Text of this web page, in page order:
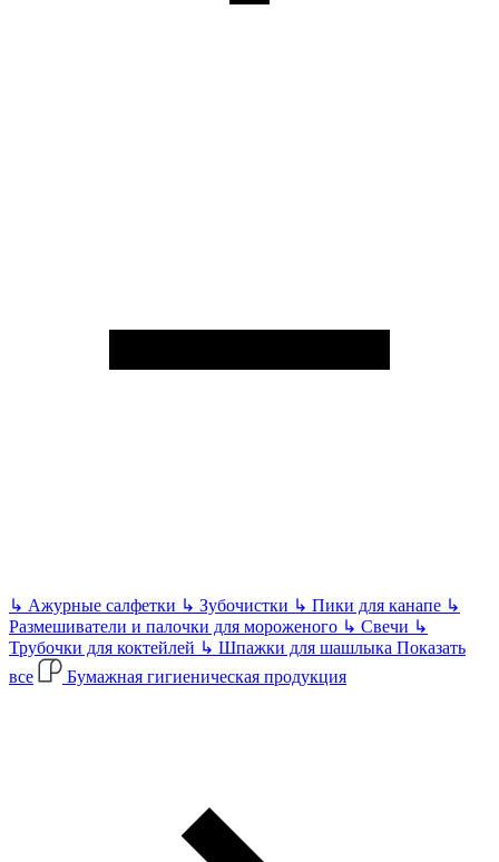
↳ Ажурные салфетки ↳ Зубочистки ↳ Пики для канапе ↳
Размешиватели и палочки для мороженого ↳ Свечи ↳
Трубочки для коктейлей ↳ Шпажки для шашлыка Показать
все
Бумажная гигиеническая продукция